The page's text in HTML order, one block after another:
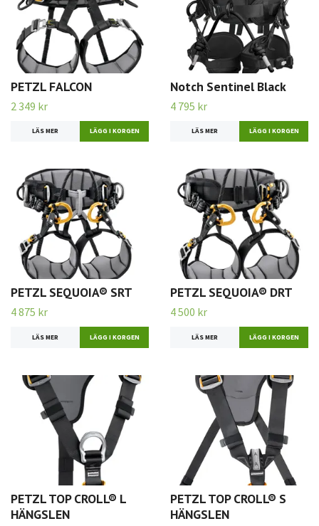
PETZL FALCON
2 349 kr
LÄS MER LÄGG I KORGEN
Notch Sentinel Black
4 795 kr
LÄS MER LÄGG I KORGEN
PETZL SEQUOIA® SRT
4 875 kr
LÄS MER LÄGG I KORGEN
PETZL SEQUOIA® DRT
4 500 kr
LÄS MER LÄGG I KORGEN
PETZL TOP CROLL® L
HÄNGSLEN
PETZL TOP CROLL® S
HÄNGSLEN